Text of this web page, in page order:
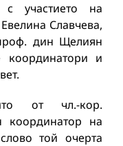
участието на
Славчева,
дин Щелиян
координатори и
от чл.-кор.
координатор на
той очерта